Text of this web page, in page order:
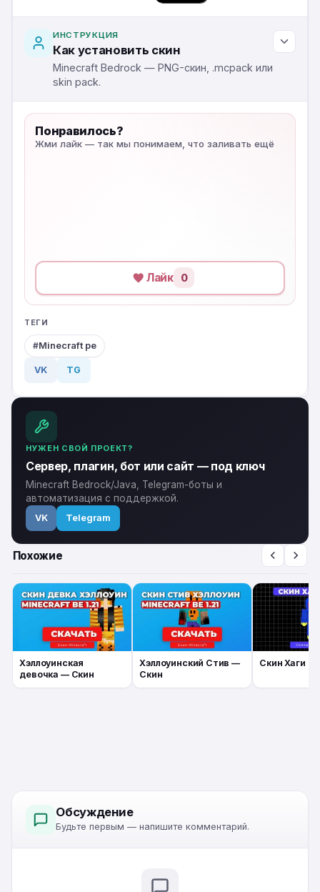
ИНСТРУКЦИЯ
Как установить скин
Minecraft Bedrock — PNG-скин, .mcpack или
skin pack.
Понравилось?
Жми лайк — так мы понимаем, что заливать ещё
Лайк 0
ТЕГИ
Minecraft pe
VK TG
НУЖЕН СВОЙ ПРОЕКТ?
Сервер, плагин, бот или сайт — под ключ
Minecraft Bedrock/Java, Telegram-боты и
автоматизация с поддержкой.
VK Telegram
Похожие
Хэллоуинская
девочка — Скин
Хэллоуинский Стив —
Скин
Скин Хаги
Обсуждение
Будьте первым — напишите комментарий.